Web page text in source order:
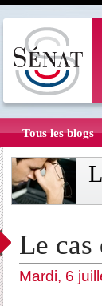
Tous les blogs
Le cas
Mardi, 6